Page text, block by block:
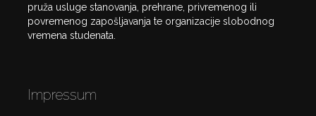
pruža usluge stanovanja, prehrane, privremenog ili
povremenog zapošljavanja te organizacije slobodnog
vremena studenata.
Impressum